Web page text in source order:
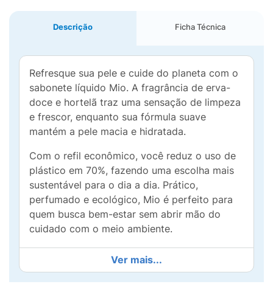
Descrição Ficha Técnica
Refresque sua pele e cuide do planeta com o
sabonete líquido Mio. A fragrância de erva-
doce e hortelã traz uma sensação de limpeza
e frescor, enquanto sua fórmula suave
mantém a pele macia e hidratada.
Com o refil econômico, você reduz o uso de
plástico em 70%, fazendo uma escolha mais
sustentável para o dia a dia. Prático,
perfumado e ecológico, Mio é perfeito para
quem busca bem-estar sem abrir mão do
cuidado com o meio ambiente.
Ver mais...